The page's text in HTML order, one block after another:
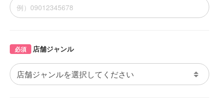
店舗ジャンル
必須